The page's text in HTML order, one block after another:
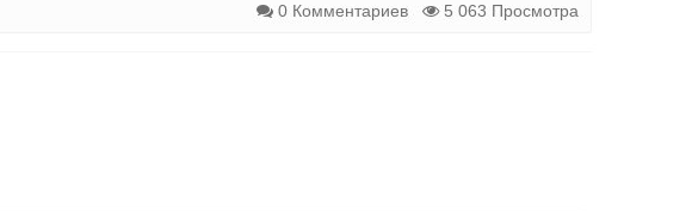
0 Комментариев 5 063 Просмотра